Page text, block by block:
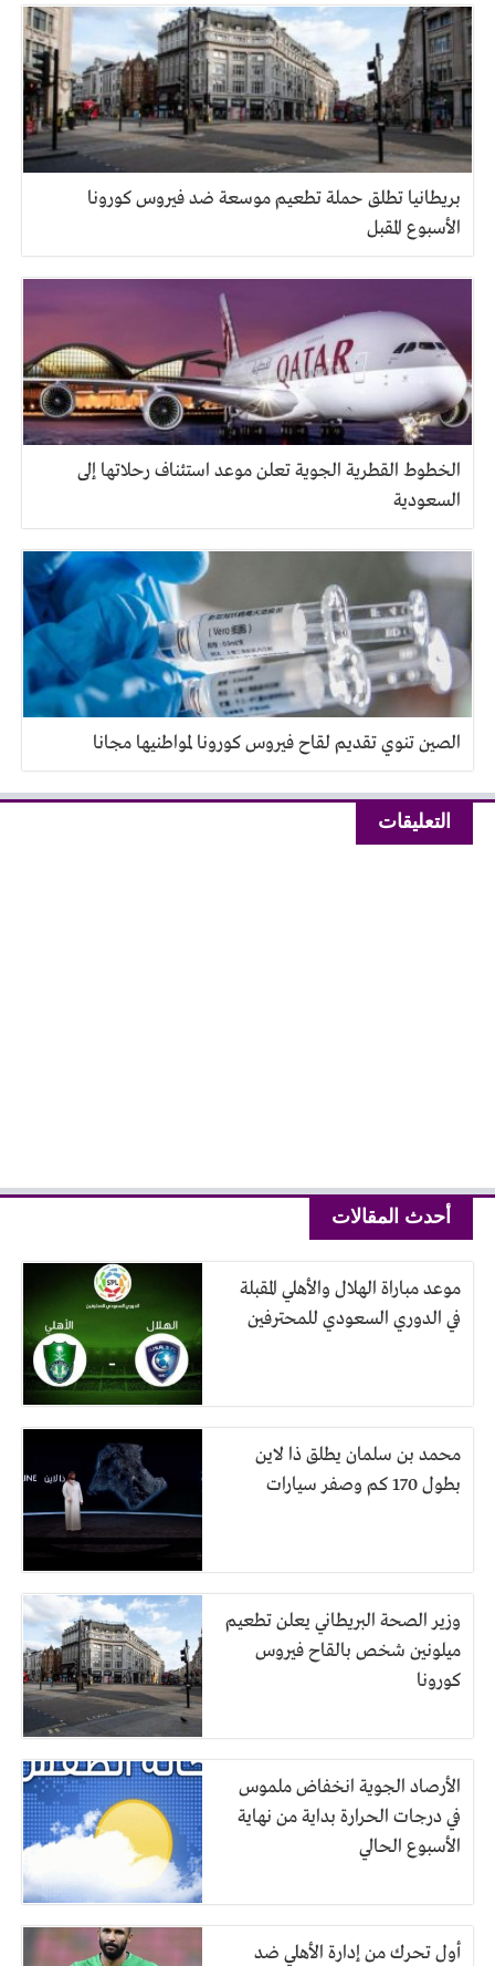
بريطانيا تطلق حملة تطعيم موسعة ضد فيروس كورونا
الأسبوع المقبل
الخطوط القطرية الجوية تعلن موعد استئناف رحلاتها إلى
السعودية
الصين تنوي تقديم لقاح فيروس كورونا لمواطنيها مجانا
التعليقات
أحدث المقالات
موعد مباراة الهلال والأهلي المقبلة
في الدوري السعودي للمحترفين
محمد بن سلمان يطلق ذا لاين
بطول 170 كم وصفر سيارات
وزير الصحة البريطاني يعلن تطعيم
ميلونين شخص بالقاح فيروس
كورونا
الأرصاد الجوية انخفاض ملموس
في درجات الحرارة بداية من نهاية
الأسبوع الحالي
أول تحرك من إدارة الأهلي ضد